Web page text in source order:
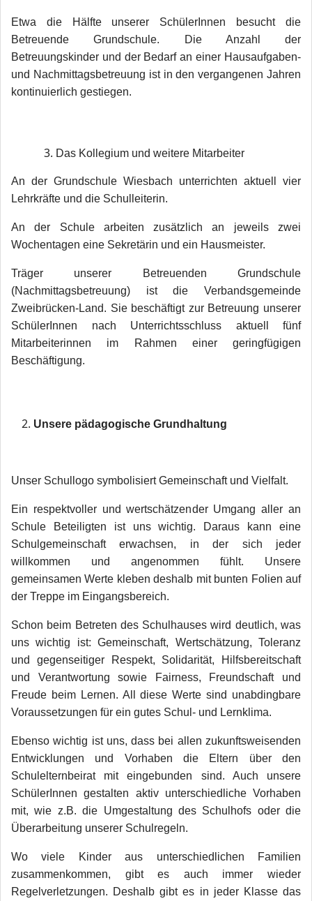
Etwa die Hälfte unserer SchülerInnen besucht die
Betreuende Grundschule. Die Anzahl der
Betreuungskinder und der Bedarf an einer Hausaufgaben-
und Nachmittagsbetreuung ist in den vergangenen Jahren
kontinuierlich gestiegen.
Das Kollegium und weitere Mitarbeiter
An der Grundschule Wiesbach unterrichten aktuell vier
Lehrkräfte und die Schulleiterin.
An der Schule arbeiten zusätzlich an jeweils zwei
Wochentagen eine Sekretärin und ein Hausmeister.
Träger unserer Betreuenden Grundschule
(Nachmittagsbetreuung) ist die Verbandsgemeinde
Zweibrücken-Land. Sie beschäftigt zur Betreuung unserer
SchülerInnen nach Unterrichtsschluss aktuell fünf
Mitarbeiterinnen im Rahmen einer geringfügigen
Beschäftigung.
Unsere pädagogische Grundhaltung
Unser Schullogo symbolisiert Gemeinschaft und Vielfalt.
Ein respektvoller und wertschätzender Umgang aller an
Schule Beteiligten ist uns wichtig. Daraus kann eine
Schulgemeinschaft erwachsen, in der sich jeder
willkommen und angenommen fühlt. Unsere
gemeinsamen Werte kleben deshalb mit bunten Folien auf
der Treppe im Eingangsbereich.
Schon beim Betreten des Schulhauses wird deutlich, was
uns wichtig ist: Gemeinschaft, Wertschätzung, Toleranz
und gegenseitiger Respekt, Solidarität, Hilfsbereitschaft
und Verantwortung sowie Fairness, Freundschaft und
Freude beim Lernen. All diese Werte sind unabdingbare
Voraussetzungen für ein gutes Schul- und Lernklima.
Ebenso wichtig ist uns, dass bei allen zukunftsweisenden
Entwicklungen und Vorhaben die Eltern über den
Schulelternbeirat mit eingebunden sind. Auch unsere
SchülerInnen gestalten aktiv unterschiedliche Vorhaben
mit, wie z.B. die Umgestaltung des Schulhofs oder die
Überarbeitung unserer Schulregeln.
Wo viele Kinder aus unterschiedlichen Familien
zusammenkommen, gibt es auch immer wieder
Regelverletzungen. Deshalb gibt es in jeder Klasse das